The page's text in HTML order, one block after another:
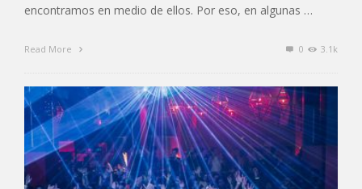
encontramos en medio de ellos. Por eso, en algunas …
Read More 0 3.1k